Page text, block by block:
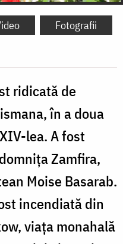
Fotografii
ridicată de
în a doua
lea. A fost
Zamfira,
Moise Basarab.
incendiată din
viața monahală